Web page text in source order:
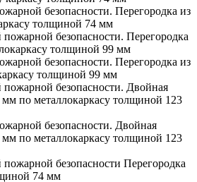
безопасности. Перегородка из
толщиной 74 мм
безопасности. Перегородка из
толщиной 99 мм
безопасности. Двойная
по металлокаркасу толщиной 123